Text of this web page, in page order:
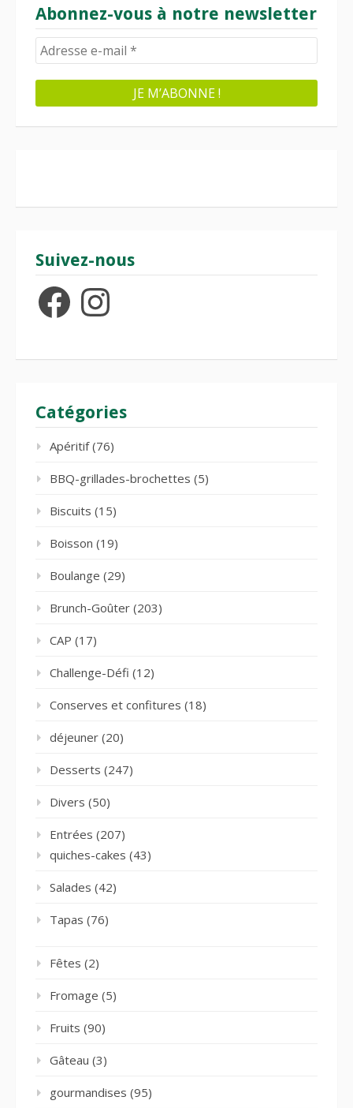
Abonnez-vous à notre newsletter
Suivez-nous
FacebookInstagram
Catégories
Apéritif(76)
BBQ-grillades-brochettes (5)
Biscuits (15)
Boisson (19)
Boulange (29)
Brunch-Goûter (203)
CAP (17)
Challenge-Défi (12)
Conserves et confitures (18)
déjeuner (20)
Desserts (247)
Divers (50)
Entrées (207)
quiches-cakes (43)
Salades (42)
Tapas (76)
Fêtes (2)
Fromage (5)
Fruits (90)
Gâteau (3)
gourmandises (95)